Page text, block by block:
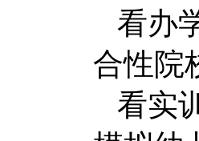
看办
合性院
看实